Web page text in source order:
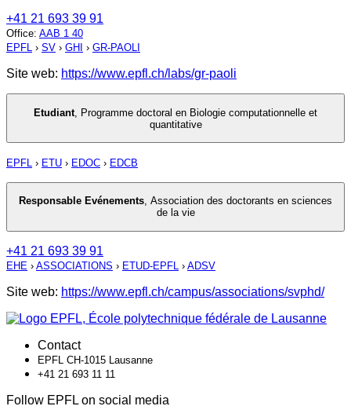
+41 21 693 39 91
Office: AAB 1 40
EPFL › SV › GHI › GR-PAOLI
Site web: https://www.epfl.ch/labs/gr-paoli
Etudiant Programme doctoral en Biologie computationnelle et
quantitative
EPFL › ETU › EDOC › EDCB
Responsable Evénements, Association des doctorants en sciences
de la vie
+41 21 693 39 91
EHE › ASSOCIATIONS › ETUD-EPFL › ADSV
Site web: https://www.epfl.ch/campus/associations/svphd/
Contact
EPFL CH-1015 Lausanne
+41 21 693 11 11
Follow EPFL on social media